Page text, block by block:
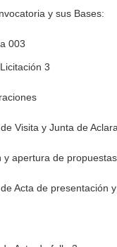
y sus Bases:
003
3
Visita y Junta de
apertura de propuestas
Acta de presentación y